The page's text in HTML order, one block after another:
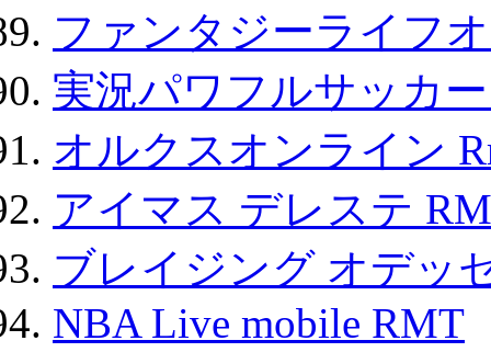
ファンタジーライフ
実況パワフルサッカ
オルクスオンライン
アイマス デレステ
ブレイジング オデッ
NBA Live mobile RMT